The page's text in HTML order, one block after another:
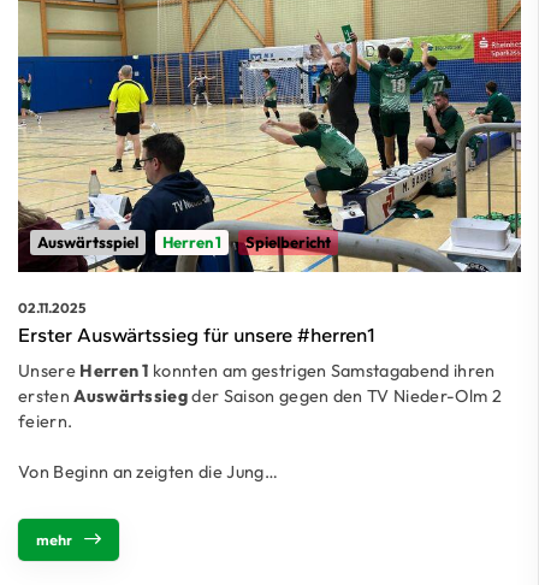
Auswärtsspiel Herren 1 Spielbericht
02.11.2025
Erster Auswärtssieg für unsere #herren1
Unsere Herren 1 konnten am gestrigen Samstagabend ihren
erstenAuswärtssiegder Saison gegen den TV Nieder-Olm 2
feiern.
Von Beginn an zeigten die Jung…
mehr